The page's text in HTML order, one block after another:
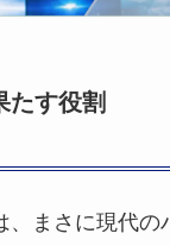
たす役割
、まさに現代の